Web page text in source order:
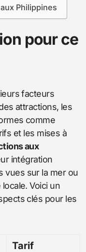
Philippines
pour ce
facteurs
attractions, les
comme
et les mises à
aux
intégration
vues sur la mer ou
Voici un
clés pour les
Tarif